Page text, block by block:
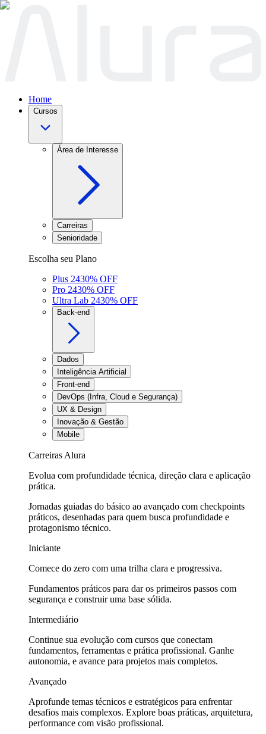
Home
Cursos
Área de Interesse
Carreiras
Senioridade
Escolha seu Plano
Plus 2430% OFF
Pro 2430% OFF
Ultra Lab 2430% OFF
Back-end
Dados
Inteligência Artificial
Front-end
DevOps (Infra, Cloud e Segurança)
UX & Design
Inovação & Gestão
Mobile
Carreiras Alura
Evolua com profundidade técnica, direção clara e aplicação
prática.
Jornadas guiadas do básico ao avançado com checkpoints
práticos, desenhadas para quem busca profundidade e
protagonismo técnico.
Iniciante
Comece do zero com uma trilha clara e progressiva.
Fundamentos práticos para dar os primeiros passos com
segurança e construir uma base sólida.
Intermediário
Continue sua evolução com cursos que conectam
fundamentos, ferramentas e prática profissional. Ganhe
autonomia, e avance para projetos mais completos.
Avançado
Aprofunde temas técnicos e estratégicos para enfrentar
desafios mais complexos. Explore boas práticas, arquitetura,
performance com visão profissional.